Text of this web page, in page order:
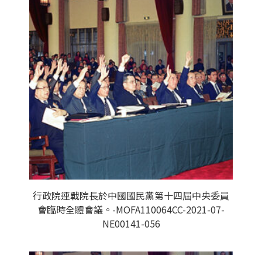
行政院連戰院長於中國國民黨第十四屆中央委員
會臨時全體會議。-MOFA110064CC-2021-07-
NE00141-056